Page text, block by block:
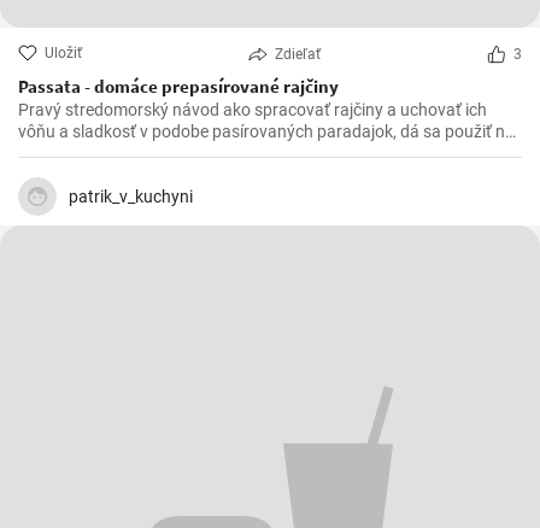
Uložiť Zdieľať 3
Passata - domáce prepasírované rajčiny
Pravý stredomorský návod ako spracovať rajčiny a uchovať ich
vôňu a sladkosť v podobe pasírovaných paradajok, dá sa použiť na
polievky omáčka a nemusíte kupovať v obchode, domáce je vždy
lepšie :)
patrik_v_kuchyni